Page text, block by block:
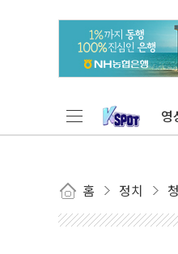
영
홈 정치